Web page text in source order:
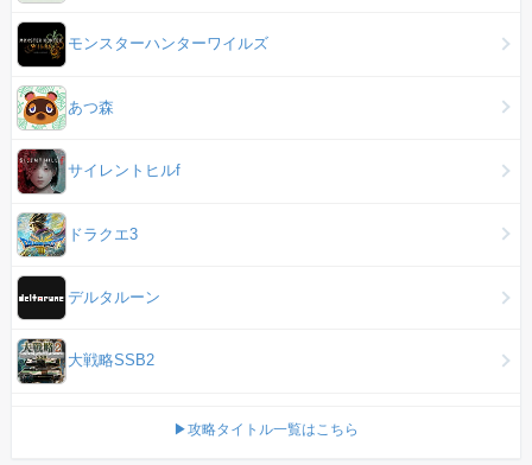
モンスターハンターワイルズ
あつ森
サイレントヒルf
ドラクエ3
デルタルーン
大戦略SSB2
▶攻略タイトル一覧はこちら